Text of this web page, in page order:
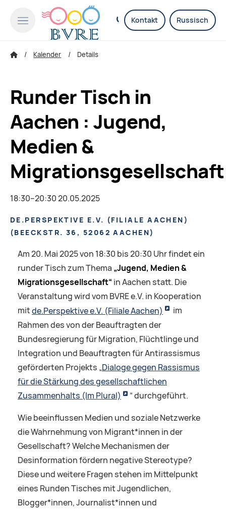
Kontakt Russisch
Kalender Details
Runder Tisch in
Aachen : Jugend,
Medien &
Migrationsgesellschaft
18:30–20:30 20.05.2025
DE.PERSPEKTIVE E.V. (FILIALE AACHEN)
(BEECKSTR. 36, 52062 AACHEN)
Am 20. Mai 2025 von 18:30 bis 20:30 Uhr findet ein
runder Tisch zum Thema „Jugend, Medien &
Migrationsgesellschaft“ in Aachen statt. Die
Veranstaltung wird vom BVRE e.V. in Kooperation
mitde.Perspektive e.V. (Filiale Aachen)
im
Rahmen des von der Beauftragten der
Bundesregierung für Migration, Flüchtlinge und
Integration und Beauftragten für Antirassismus
geförderten Projekts „Dialoge gegen Rassismus
für die Stärkung des gesellschaftlichen
Zusammenhalts (Im Plural)
” durchgeführt.
Wie beeinflussen Medien und soziale Netzwerke
die Wahrnehmung von Migrant*innen in der
Gesellschaft? Welche Mechanismen der
Desinformation fördern negative Stereotype?
Diese und weitere Fragen stehen im Mittelpunkt
eines Runden Tisches mit Jugendlichen,
Blogger*innen, Journalist*innen und